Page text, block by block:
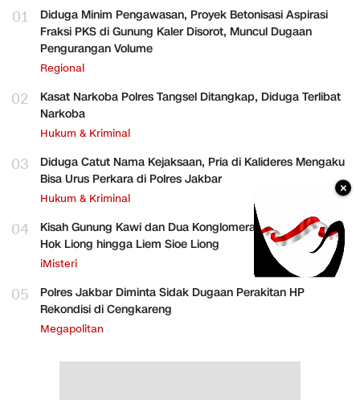
01
Diduga Minim Pengawasan, Proyek Betonisasi Aspirasi
Fraksi PKS di Gunung Kaler Disorot, Muncul Dugaan
Pengurangan Volume
Regional
02
Kasat Narkoba Polres Tangsel Ditangkap, Diduga Terlibat
Narkoba
Hukum & Kriminal
03
Diduga Catut Nama Kejaksaan, Pria di Kalideres Mengaku
Bisa Urus Perkara di Polres Jakbar
Hukum & Kriminal
04
Kisah Gunung Kawi dan Dua Konglomerat Indonesia Ong
Hok Liong hingga Liem Sioe Liong
iMisteri
05
Polres Jakbar Diminta Sidak Dugaan Perakitan HP
Rekondisi di Cengkareng
Megapolitan
×